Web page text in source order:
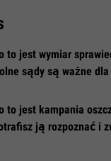
to jest wymiar
sądy są ważne
to jest kampania
ją rozpoznać i